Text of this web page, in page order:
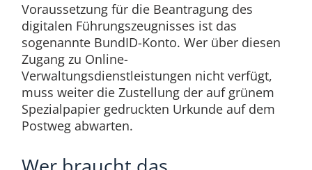
Voraussetzung für die Beantragung des
digitalen Führungszeugnisses ist das
sogenannte BundID-Konto. Wer über diesen
Zugang zu Online-
Verwaltungsdienstleistungen nicht verfügt,
muss weiter die Zustellung der auf grünem
Spezialpapier gedruckten Urkunde auf dem
Postweg abwarten.